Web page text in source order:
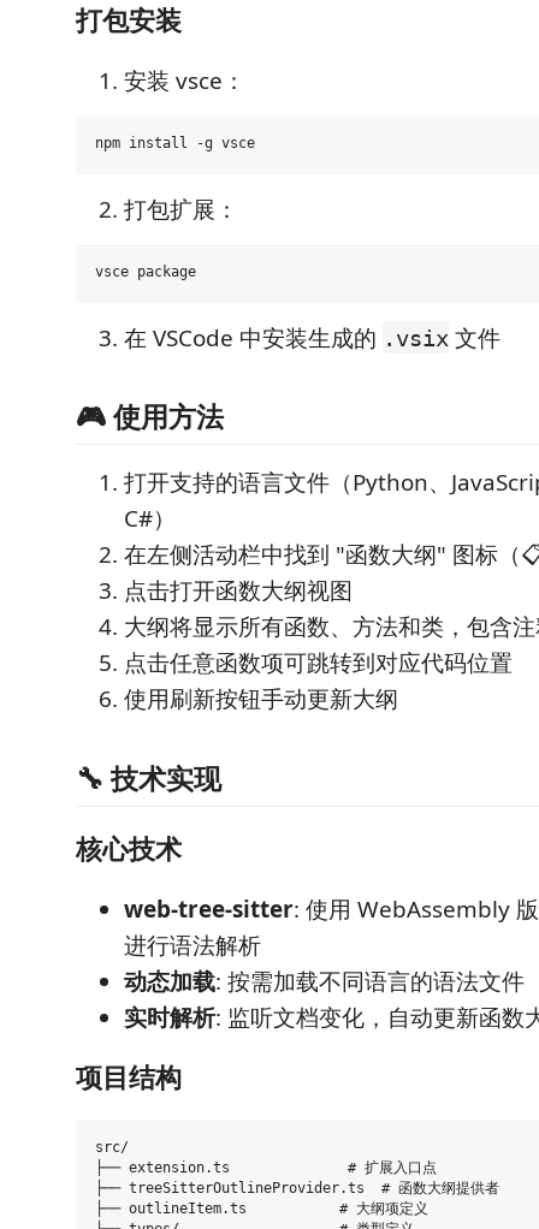
打包安装
安装 vsce：
打包扩展：
在 VSCode 中安装生成的 .vsix 文件
🎮 使用方法
打开支持的语言文件（Python、
C#）
在左侧活动栏中找到 "函数大纲" 图标（
点击打开函数大纲视图
大纲将显示所有函数、方法和类，包含
点击任意函数项可跳转到对应代码位置
使用刷新按钮手动更新大纲
🔧 技术实现
核心技术
web-tree-sitter: 使用 WebAssembly
进行语法解析
动态加载: 按需加载不同语言的语法文件
实时解析: 监听文档变化，自动更新函数
项目结构
src/
├── extension.ts              # 扩展入口点
├── treeSitterOutlineProvider.ts  # 函数大纲提供者
├── outlineItem.ts           # 大纲项定义